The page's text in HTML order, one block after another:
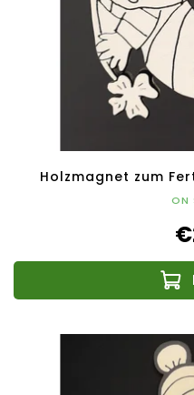
Holzmagnet zum
ON